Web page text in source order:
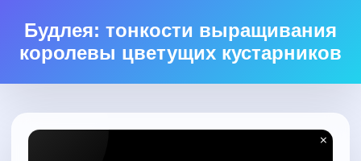
Будлея: тонкости выращивания
королевы цветущих кустарников